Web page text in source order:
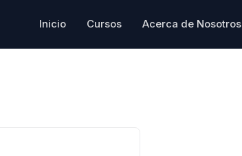
Inicio Cursos Acerca de Nosotros